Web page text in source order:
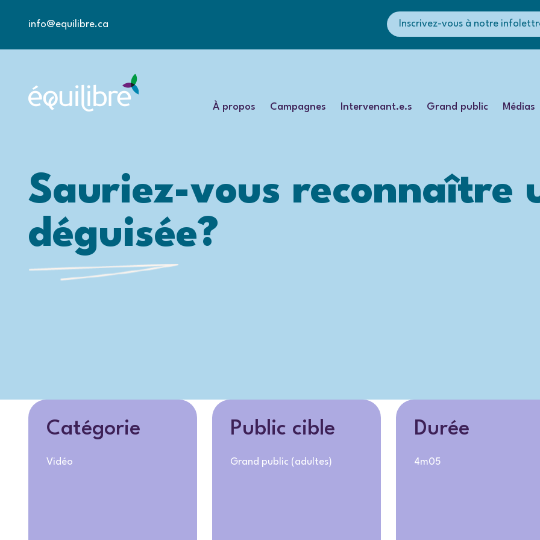
info@equilibre.ca Inscrivez-vous à notre
À propos Campagnes Intervenant.e.s Grand public Médias
Sauriez-vous reconnaître
déguisée?
Catégorie
Vidéo
Public cible
Grand public (adultes)
Durée
4m05